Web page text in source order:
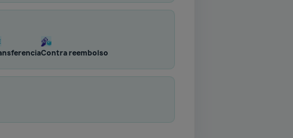
Contra reembolso